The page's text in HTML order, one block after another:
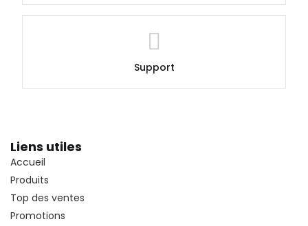
Support
Liens utiles
Accueil
Produits
Top des ventes
Promotions